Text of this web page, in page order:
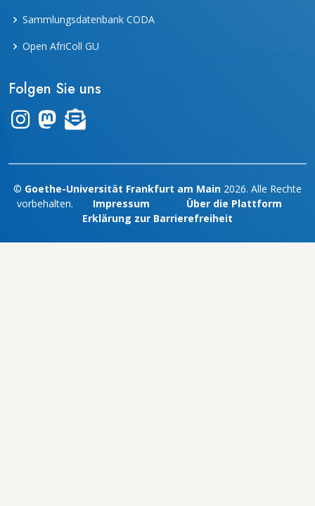
Sammlungsdatenbank CODA
Open AfriColl GU
Folgen Sie uns
Link zum Instagram-Kanal "frankfurter_dinge"
Zum Mastodon-Account der UB Frankfurt
Zur Übersicht des Newsletters "leporello"
© Goethe-Universität Frankfurt am Main 2026. Alle Rechte
vorbehalten.
Impressum
Über die Plattform
Erklärung zur Barrierefreiheit